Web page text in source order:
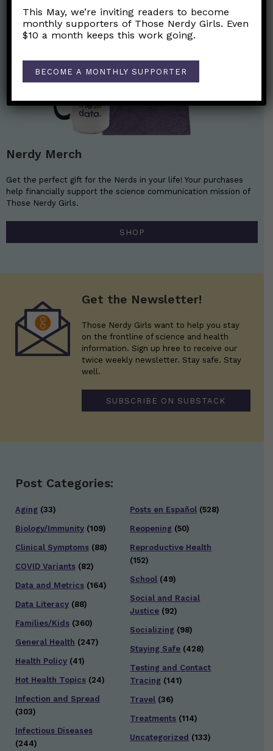
Nerdy Merch
Get the perfect gift for the Nerds in your life! Your purchases
help financially support the science communication mission of
Those Nerdy Girls.
SHOP
Get the Newsletter!
Those Nerdy Girls want to help you stay
on the frontline of science and health
information. Sign up hree to receive our
twice weekly newsletter. Stay safe. Stay
well.
SUBSCRIBE ON SUBSTACK
Post Categories:
Aging (33)
Biology/Immunity (109)
Clinical Symptoms (88)
COVID Variants (82)
Data and Metrics (164)
Data Literacy (88)
Families/Kids (360)
General Health (247)
Health Policy (41)
Hot Health Topics (24)
Infection and Spread
(303)
Infectious Diseases
(244)
Posts en Español (528)
Reopening (50)
Reproductive Health
(152)
School (49)
Social and Racial
Justice (92)
Socializing (98)
Staying Safe (428)
Testing and Contact
Tracing (141)
Travel (36)
Treatments (114)
Uncategorized (133)
This May, we’re inviting readers to become
monthly supporters of Those Nerdy Girls. Even
$10 a month keeps this work going.
BECOME A MONTHLY SUPPORTER